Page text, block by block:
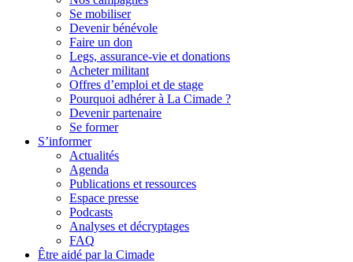
Se mobiliser
Devenir bénévole
Faire un don
Legs, assurance-vie et donations
Acheter militant
Offres d’emploi et de stage
Pourquoi adhérer à La Cimade ?
Devenir partenaire
Se former
S’informer
Actualités
Agenda
Publications et ressources
Espace presse
Podcasts
Analyses et décryptages
FAQ
Être aidé par la Cimade